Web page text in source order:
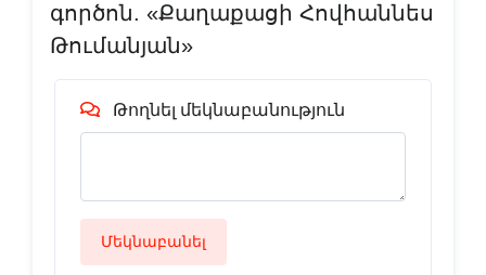
գործոն. «Քաղաքացի Հովհաննես
Թումանյան»
Թողնել մեկնաբանություն
Մեկնաբանել